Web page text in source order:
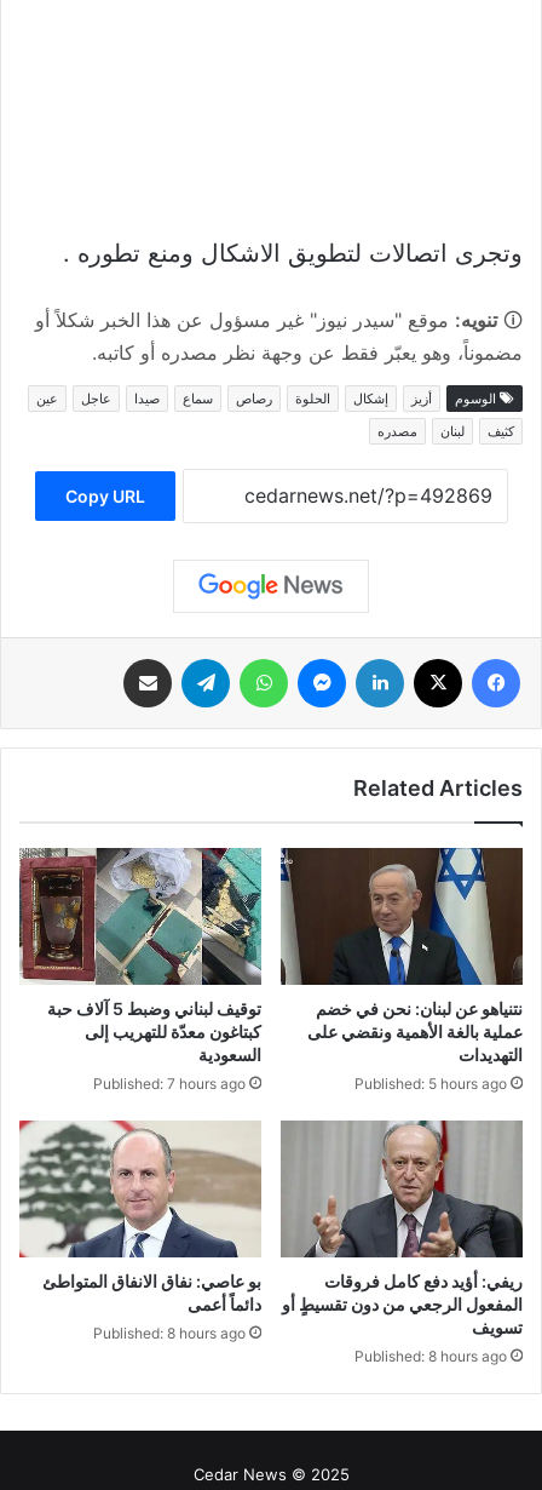
وتجرى اتصالات لتطويق الاشكال ومنع تطوره .
🛈تنويه: موقع "سيدر نيوز" غير مسؤول عن هذا الخبر شكلاً أو
مضموناً، وهو يعبّر فقط عن وجهة نظر مصدره أو كاتبه.
الوسوم أزيز إشكال الحلوة رصاص سماع صيدا عاجل
عين
كثيف
لبنان مصدره
Copy URL
فيسبوك لينكدإن ماسنجر واتساب تيلقرام
Related Articles
نتنياهو عن لبنان: نحن في خضم
عملية بالغة الأهمية ونقضي على
التهديدات
Published: 5 hours ago
توقيف لبناني وضبط 5 آلاف حبة
كبتاغون معدّة للتهريب إلى
السعودية
Published: 7 hours ago
ريفي: أؤيد دفع كامل فروقات
المفعول الرجعي من دون تقسيطٍ أو
تسويف
Published: 8 hours ago
بو عاصي: نفاق الانفاق المتواطئ
دائماً أعمى
Published: 8 hours ago
Cedar News © 2025